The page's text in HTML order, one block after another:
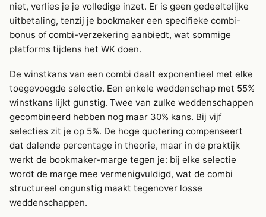
niet, verlies je je volledige inzet. Er is geen gedeeltelijke
uitbetaling, tenzij je bookmaker een specifieke combi-
bonus of combi-verzekering aanbiedt, wat sommige
platforms tijdens het WK doen.
De winstkans van een combi daalt exponentieel met elke
toegevoegde selectie. Een enkele weddenschap met 55%
winstkans lijkt gunstig. Twee van zulke weddenschappen
gecombineerd hebben nog maar 30% kans. Bij vijf
selecties zit je op 5%. De hoge quotering compenseert
dat dalende percentage in theorie, maar in de praktijk
werkt de bookmaker-marge tegen je: bij elke selectie
wordt de marge mee vermenigvuldigd, wat de combi
structureel ongunstig maakt tegenover losse
weddenschappen.